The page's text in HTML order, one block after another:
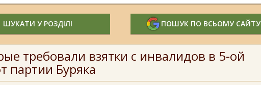
ШУКАТИ У РОЗДІЛІ ПОШУК ПО ВСЬОМУ САЙТУ
требовали взятки с инвалидов в 5-ой
партии Буряка